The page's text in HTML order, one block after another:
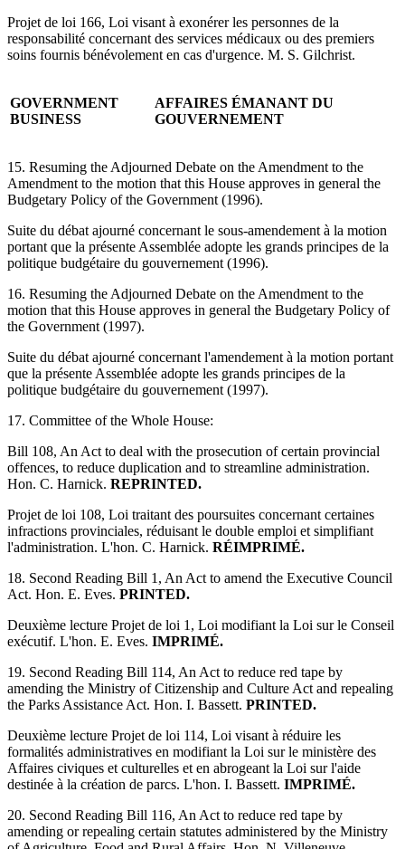
Projet de loi 166, Loi visant à exonérer les personnes de la
responsabilité concernant des services médicaux ou des premiers
soins fournis bénévolement en cas d'urgence. M. S. Gilchrist.
GOVERNMENT
BUSINESS
AFFAIRES ÉMANANT DU
GOUVERNEMENT
15. Resuming the Adjourned Debate on the Amendment to the
Amendment to the motion that this House approves in general the
Budgetary Policy of the Government (1996).
Suite du débat ajourné concernant le sous-amendement à la motion
portant que la présente Assemblée adopte les grands principes de la
politique budgétaire du gouvernement (1996).
16. Resuming the Adjourned Debate on the Amendment to the
motion that this House approves in general the Budgetary Policy of
the Government (1997).
Suite du débat ajourné concernant l'amendement à la motion portant
que la présente Assemblée adopte les grands principes de la
politique budgétaire du gouvernement (1997).
17. Committee of the Whole House:
Bill 108, An Act to deal with the prosecution of certain provincial
offences, to reduce duplication and to streamline administration.
Hon. C. Harnick. REPRINTED.
Projet de loi 108, Loi traitant des poursuites concernant certaines
infractions provinciales, réduisant le double emploi et simplifiant
l'administration. L'hon. C. Harnick. RÉIMPRIMÉ.
18. Second Reading Bill 1, An Act to amend the Executive Council
Act. Hon. E. Eves. PRINTED.
Deuxième lecture Projet de loi 1, Loi modifiant la Loi sur le Conseil
exécutif. L'hon. E. Eves. IMPRIMÉ.
19. Second Reading Bill 114, An Act to reduce red tape by
amending the Ministry of Citizenship and Culture Act and repealing
the Parks Assistance Act. Hon. I. Bassett. PRINTED.
Deuxième lecture Projet de loi 114, Loi visant à réduire les
formalités administratives en modifiant la Loi sur le ministère des
Affaires civiques et culturelles et en abrogeant la Loi sur l'aide
destinée à la création de parcs. L'hon. I. Bassett. IMPRIMÉ.
20. Second Reading Bill 116, An Act to reduce red tape by
amending or repealing certain statutes administered by the Ministry